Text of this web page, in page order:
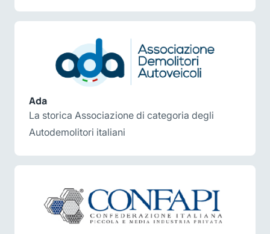
Ada
La storica Associazione di categoria degli
Autodemolitori italiani